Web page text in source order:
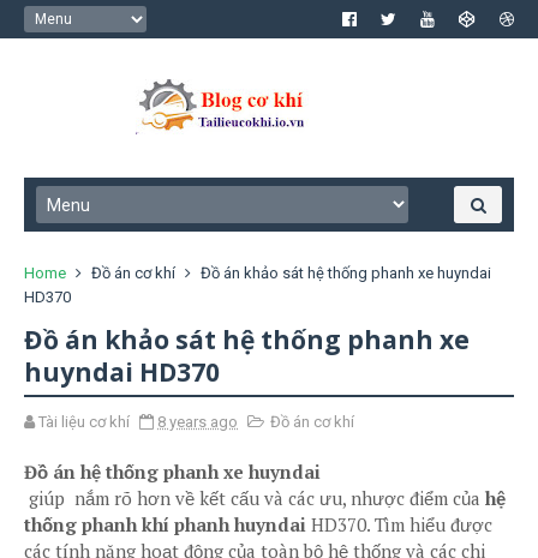
Home Đồ án cơ khí
Đồ án khảo sát hệ thống phanh xe huyndai
HD370
Đồ án khảo sát hệ thống phanh xe
huyndai HD370
Tài liệu cơ khí 8 years ago Đồ án cơ khí
Đồ án hệ thống phanh xe huyndai
giúp nắm rõ hơn về kết cấu và các ưu, nhược điểm của hệ
thống phanh khí phanh huyndai HD370. Tìm hiểu được
các tính năng hoạt động của toàn bộ hệ thống và các chi